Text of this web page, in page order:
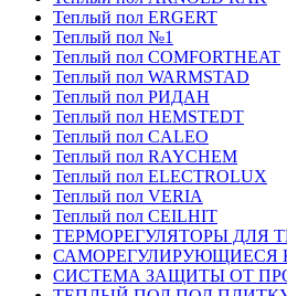
Теплый пол ERGERT
Теплый пол №1
Теплый пол COMFORTHEAT
Теплый пол WARMSTAD
Теплый пол РИДАН
Теплый пол HEMSTEDT
Теплый пол CALEO
Теплый пол RAYCHEM
Теплый пол ELECTROLUX
Теплый пол VERIA
Теплый пол CEILHIT
ТЕРМОРЕГУЛЯТОРЫ ДЛЯ
САМОРЕГУЛИРУЮЩИЕСЯ
СИСТЕМА ЗАЩИТЫ ОТ